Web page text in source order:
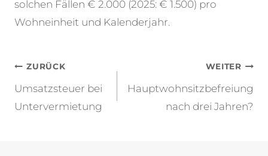
solchen Fällen € 2.000 (2025: € 1.500) pro
Wohneinheit und Kalenderjahr.
Beitragsnavigation
ZURÜCK
Umsatzsteuer bei
Untervermietung
WEITER
Hauptwohnsitzbefreiung
nach drei Jahren?